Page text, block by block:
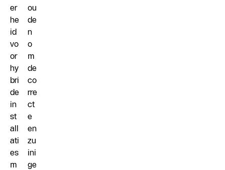
er
he
id
vo
or
hy
bri
de
in
st
all
ati
es
m
ou
de
n
o
m
de
co
rre
ct
e
en
zu
ini
ge